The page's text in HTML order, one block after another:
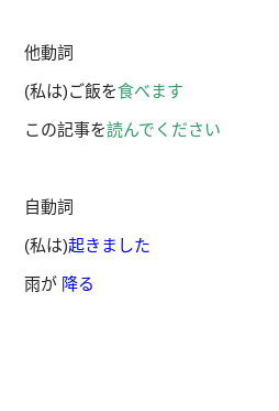
他動詞
(私は)ご飯を食べます
この記事を読んでください
自動詞
(私は)起きました
雨が 降る